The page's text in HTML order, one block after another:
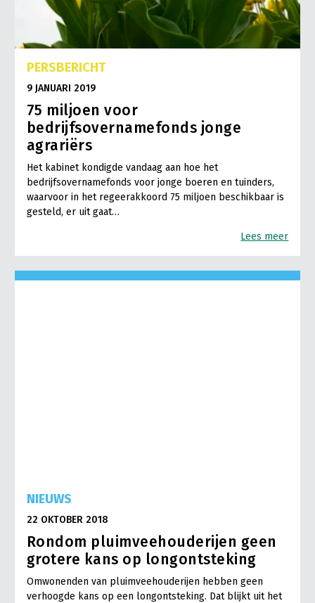
PERSBERICHT
9 JANUARI 2019
75 miljoen voor
bedrijfsovernamefonds jonge
agrariërs
Het kabinet kondigde vandaag aan hoe het
bedrijfsovernamefonds voor jonge boeren en tuinders,
waarvoor in het regeerakkoord 75 miljoen beschikbaar is
gesteld, er uit gaat…
Lees meer
NIEUWS
22 OKTOBER 2018
Rondom pluimveehouderijen geen
grotere kans op longontsteking
Omwonenden van pluimveehouderijen hebben geen
verhoogde kans op een longontsteking. Dat blijkt uit het